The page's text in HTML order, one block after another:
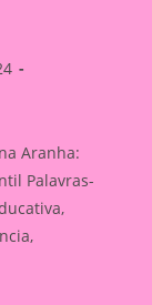
Aranha:
Palavras-